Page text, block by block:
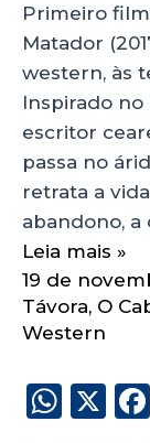
Primeiro
Matador
western, às
Inspirado no
escritor
passa no
retrata a
abandono, a
Leia mais »
19 de
Távora, O
Western
W X